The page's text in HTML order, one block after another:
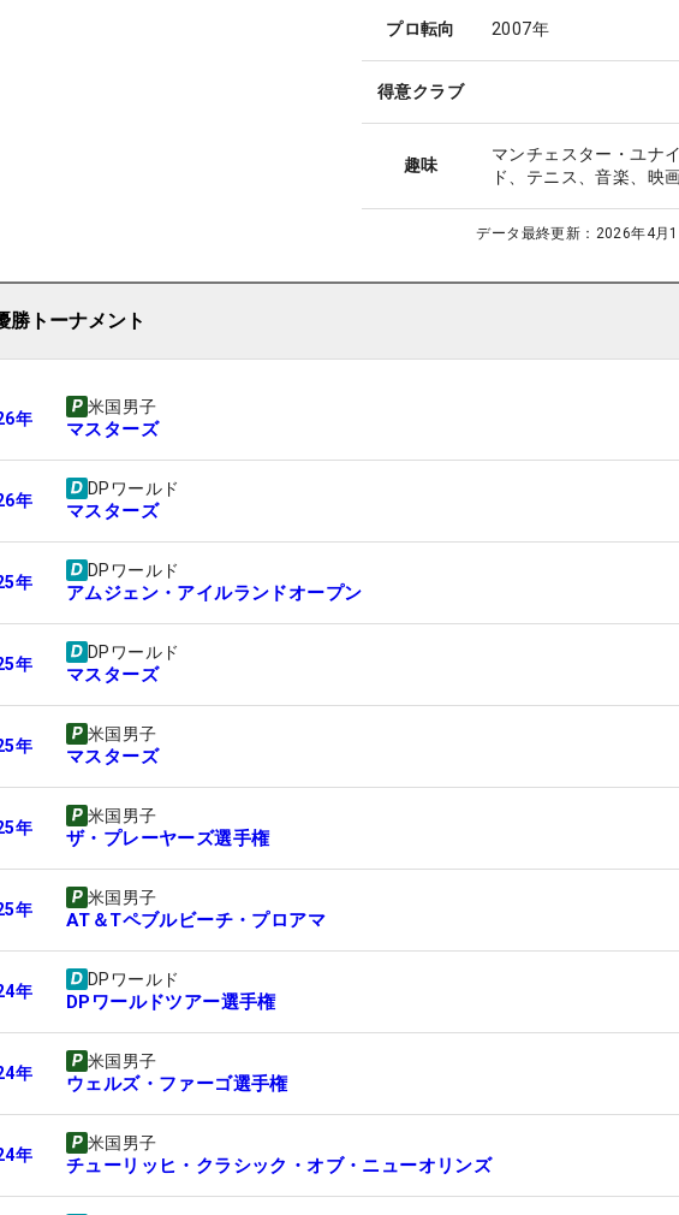
プロ転向 2007年
得意クラブ
趣味
マンチェスター・ユナ
ド、テニス、音楽、映
データ最終更新： 2026年4月
勝トーナメント
年
米国男子
マスターズ
年
DPワールド
マスターズ
年
DPワールド
アムジェン・アイルランドオープン
年
DPワールド
マスターズ
年
米国男子
マスターズ
年
米国男子
ザ・プレーヤーズ選手権
年
米国男子
AT＆Tペブルビーチ・プロアマ
年
DPワールド
DPワールドツアー選手権
年
米国男子
ウェルズ・ファーゴ選手権
年
米国男子
チューリッヒ・クラシック・オブ・ニューオリンズ